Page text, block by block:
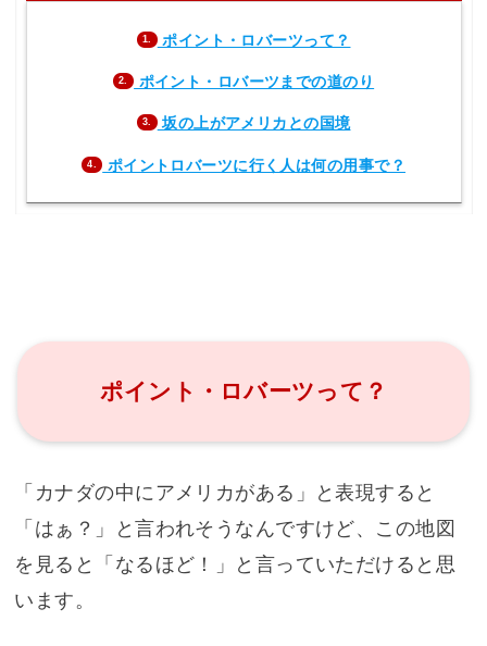
1. ポイント・ロバーツって？
2. ポイント・ロバーツまでの道のり
3. 坂の上がアメリカとの国境
4. ポイントロバーツに行く人は何の用事で？
ポイント・ロバーツって？
「カナダの中にアメリカがある」と表現すると
「はぁ？」と言われそうなんですけど、この地図
を見ると「なるほど！」と言っていただけると思
います。